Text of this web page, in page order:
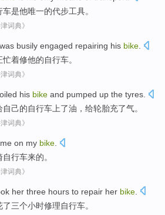
车是他唯一的代步工具。
津词典》
busily engaged repairing his bike
忙着修他的自行车。
津词典》
oiled his bike and pumped up the tyres
自己的自行车 上了油， 给轮胎充了气。
津词典》
on my bike
自行车来的。
津词典》
her three hours to repair her bike
了三个小时修理自行车。